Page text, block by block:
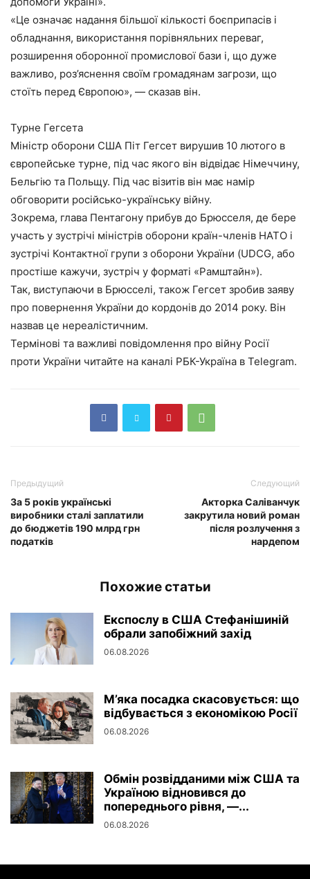
«Це означає надання більшої кількості боєприпасів і
обладнання, використання порівняльних переваг,
розширення оборонної промислової бази і, що дуже
важливо, роз’яснення своїм громадянам загрози, що
стоїть перед Європою», — сказав він.
Турне Гегсета
Міністр оборони США Піт Гегсет вирушив 10 лютого в
європейське турне, під час якого він відвідає Німеччину,
Бельгію та Польщу. Під час візитів він має намір
обговорити російсько-українську війну.
Зокрема, глава Пентагону прибув до Брюсселя, де бере
участь у зустрічі міністрів оборони країн-членів НАТО і
зустрічі Контактної групи з оборони України (UDCG, або
простіше кажучи, зустріч у форматі «Рамштайн»).
Так, виступаючи в Брюсселі, також Гегсет зробив заяву
про повернення України до кордонів до 2014 року. Він
назвав це нереалістичним.
Термінові та важливі повідомлення про війну Росії
проти України читайте на каналі РБК-Україна в Telegram.
Предыдущий
За 5 років українські
виробники сталі заплатили
до бюджетів 190 млрд грн
податків
Следующий
Акторка Саліванчук
закрутила новий роман
після розлучення з
нардепом
Похожие статьи
Експослу в США Стефанішиній
обрали запобіжний захід
06.08.2026
М’яка посадка скасовується: що
відбувається з економікою Росії
06.08.2026
Обмін розвідданими між США та
Україною відновився до
попереднього рівня, —...
06.08.2026